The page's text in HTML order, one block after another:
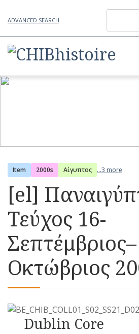
ADVANCED SEARCH
Item 2000s Αίγυπτος ...3 more
[el]
Τεύχος 16-
Σεπτέμβριος–
Οκτώβριος
Dublin Core